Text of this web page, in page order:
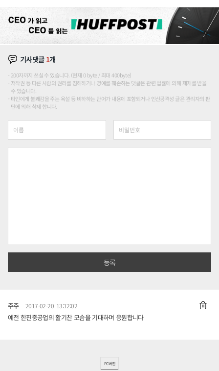
기사댓글 1개
200자까지 쓰실 수 있습니다. (현재 0 byte / 최대 400byte)
저작권 등 다른 사람의 권리를 침해하거나 명예를 훼손하는 댓글은 관련 법률에 의해 제재를 받을
수 있습니다.
타인에게 불쾌감을 주는 욕설 등 비하하는 단어가 내용에 포함되거나 인신공격성 글은 관리자의 판
단에 의해 삭제 합니다.
주주 2017-02-20 13:12:02
예전 한진중공업의 활기찬 모슴을 기대하며 응원합니다
PC버전